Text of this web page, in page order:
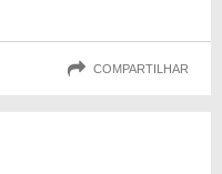
COMPARTILHAR